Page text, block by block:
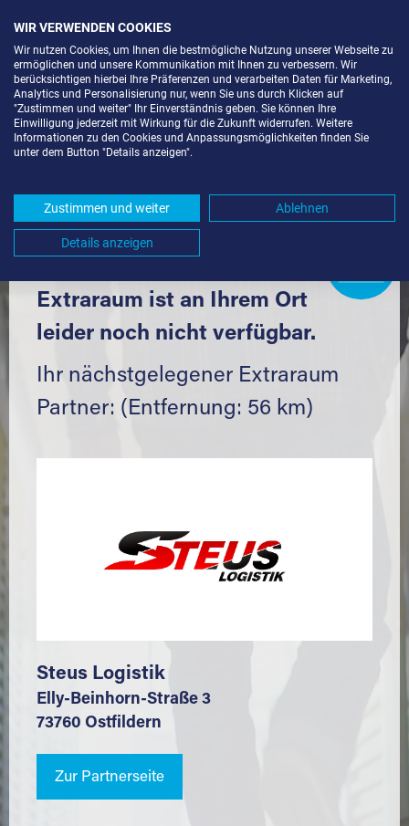
SELF STORAGE IN ZWIEFALTEN
Komfortabel einlagern mit Extraraum
Extraraum ist an Ihrem Ort
leider noch nicht verfügbar.
Ihr nächstgelegener Extraraum
Partner: (Entfernung: 56 km)
Steus Logistik
Elly-Beinhorn-Straße 3
73760 Ostfildern
Zur Partnerseite
WIR VERWENDEN COOKIES
Wir nutzen Cookies, um Ihnen die bestmögliche Nutzung unserer Webseite zu
ermöglichen und unsere Kommunikation mit Ihnen zu verbessern. Wir
berücksichtigen hierbei Ihre Präferenzen und verarbeiten Daten für Marketing,
Analytics und Personalisierung nur, wenn Sie uns durch Klicken auf
"Zustimmen und weiter" Ihr Einverständnis geben. Sie können Ihre
Einwilligung jederzeit mit Wirkung für die Zukunft widerrufen. Weitere
Informationen zu den Cookies und Anpassungsmöglichkeiten finden Sie
unter dem Button "Details anzeigen".
Zustimmen und weiter Ablehnen
Details anzeigen